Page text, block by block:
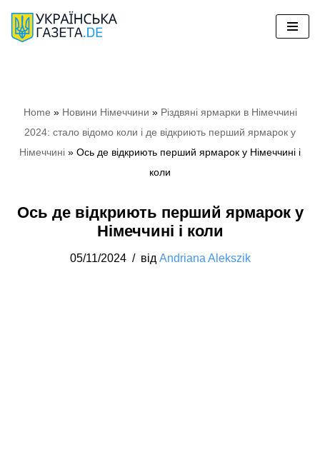
Перейти
Home » Новини Німеччини » Різдвяні ярмарки в Німеччині
2024: стало відомо коли і де відкриють перший ярмарок у
Німеччині » Ось де відкриють перший ярмарок у Німеччині і
коли
Ось де відкриють перший ярмарок у
Німеччині і коли
05/11/2024 від Andriana Alekszik